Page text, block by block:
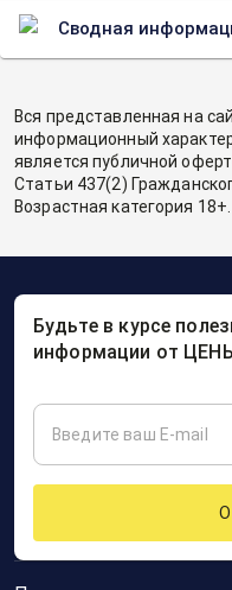
Сводная
Вся представленная на
информационный
является публичной
Статьи 437(2)
Возрастная категория 18+.
Будьте в курсе
информации от